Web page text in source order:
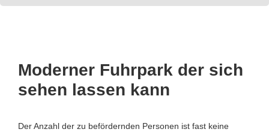
Moderner Fuhrpark der sich
sehen lassen kann
Der Anzahl der zu befördernden Personen ist fast keine